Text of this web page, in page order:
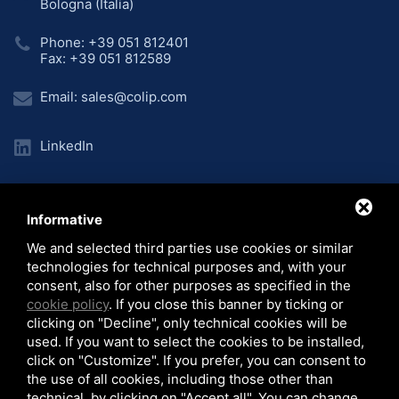
Bologna (Italia)
Phone: +39 051 812401
Fax: +39 051 812589
Email: sales@colip.com
LinkedIn
Home /
Anlagen / Projekte / Video / News /
© 2026 COLIP Srl - C.F. 03986760373 - P.I. 00685571200
Sitemap - Privacy Policy - Cookie Policy - Note Legali
Informative
We and selected third parties use cookies or similar
technologies for technical purposes and, with your
consent, also for other purposes as specified in the
cookie policy. If you close this banner by ticking or
clicking on "Decline", only technical cookies will be
used. If you want to select the cookies to be installed,
click on "Customize". If you prefer, you can consent to
the use of all cookies, including those other than